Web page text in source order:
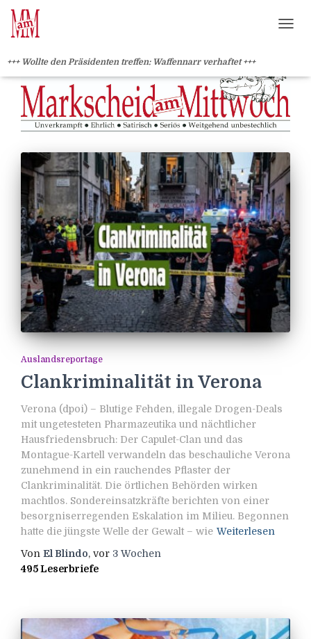
+++ Wollte den Präsidenten treffen: Waffennarr verhaftet +++
Auslandsreportage
Clankriminalität in Verona
Verona (dpoi) – Blutige Fehden, illegale Drogen-Deals
mit ungetesteten Pharmazeutika und nächtlicher
Hausfriedensbruch: Der Capulet-Clan und das
Montague-Kartell verwandeln das beschauliche Verona
zunehmend in ein rauchendes Pflaster der
Clankriminalität. Die örtlichen Behörden wirken
machtlos. Sondereinsatzkräfte berichten von einer
besorgniserregenden Eskalation im Milieu. Begonnen
hatte die jüngste Welle der Gewalt – wie Weiterlesen
Von El Blindo, vor 3 Wochen
495 Leserbriefe